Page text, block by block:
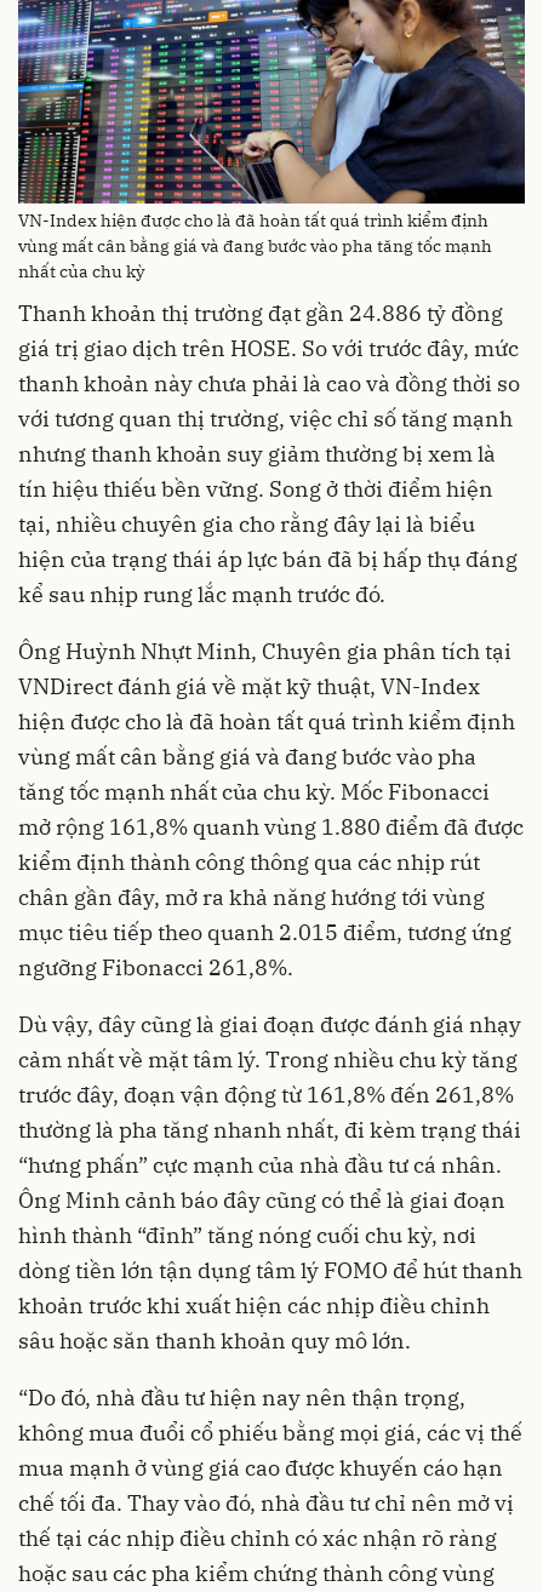
VN-Index hiện được cho là đã hoàn tất quá trình kiểm định
vùng mất cân bằng giá và đang bước vào pha tăng tốc mạnh
nhất của chu kỳ
Thanh khoản thị trường đạt gần 24.886 tỷ đồng
giá trị giao dịch trên HOSE. So với trước đây, mức
thanh khoản này chưa phải là cao và đồng thời so
với tương quan thị trường, việc chỉ số tăng mạnh
nhưng thanh khoản suy giảm thường bị xem là
tín hiệu thiếu bền vững. Song ở thời điểm hiện
tại, nhiều chuyên gia cho rằng đây lại là biểu
hiện của trạng thái áp lực bán đã bị hấp thụ đáng
kể sau nhịp rung lắc mạnh trước đó.
Ông Huỳnh Nhựt Minh, Chuyên gia phân tích tại
VNDirect đánh giá về mặt kỹ thuật, VN-Index
hiện được cho là đã hoàn tất quá trình kiểm định
vùng mất cân bằng giá và đang bước vào pha
tăng tốc mạnh nhất của chu kỳ. Mốc Fibonacci
mở rộng 161,8% quanh vùng 1.880 điểm đã được
kiểm định thành công thông qua các nhịp rút
chân gần đây, mở ra khả năng hướng tới vùng
mục tiêu tiếp theo quanh 2.015 điểm, tương ứng
ngưỡng Fibonacci 261,8%.
Dù vậy, đây cũng là giai đoạn được đánh giá nhạy
cảm nhất về mặt tâm lý. Trong nhiều chu kỳ tăng
trước đây, đoạn vận động từ 161,8% đến 261,8%
thường là pha tăng nhanh nhất, đi kèm trạng thái
“hưng phấn” cực mạnh của nhà đầu tư cá nhân.
Ông Minh cảnh báo đây cũng có thể là giai đoạn
hình thành “đỉnh” tăng nóng cuối chu kỳ, nơi
dòng tiền lớn tận dụng tâm lý FOMO để hút thanh
khoản trước khi xuất hiện các nhịp điều chỉnh
sâu hoặc săn thanh khoản quy mô lớn.
“Do đó, nhà đầu tư hiện nay nên thận trọng,
không mua đuổi cổ phiếu bằng mọi giá, các vị thế
mua mạnh ở vùng giá cao được khuyến cáo hạn
chế tối đa. Thay vào đó, nhà đầu tư chỉ nên mở vị
thế tại các nhịp điều chỉnh có xác nhận rõ ràng
hoặc sau các pha kiểm chứng thành công vùng